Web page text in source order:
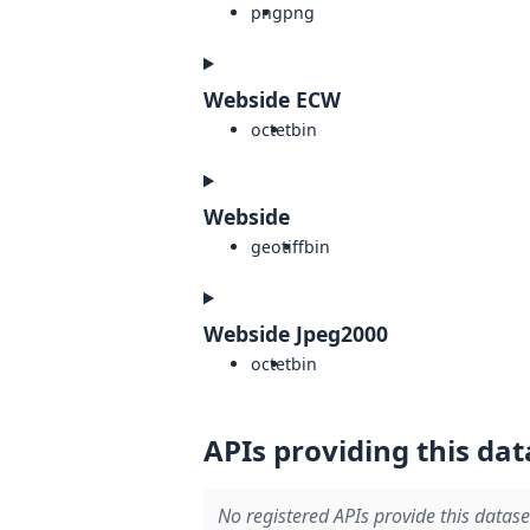
pngpng
Webside ECW
octetbin
Webside
geotiffbin
Webside Jpeg2000
octetbin
APIs providing this
No registered APIs provide this